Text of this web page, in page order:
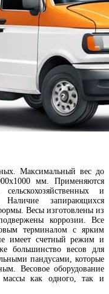
Максимальный вес до
мм. Применяются
и
Наличие запирающихся
Весы изготовлены из
коррозии. Все
терминалом с ярким
имеет счетный режим и
большинство весов для
пандусами, которые
Весовое оборудование
массы как одного, так и